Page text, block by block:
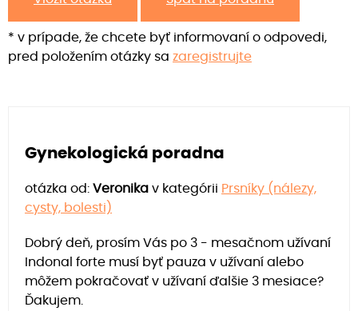
* v prípade, že chcete byť informovaní o odpovedi,
pred položením otázky sa zaregistrujte
Gynekologická poradna
otázka od: Veronika v kategórii Prsníky (nálezy,
cysty, bolesti)
Dobrý deň, prosím Vás po 3 - mesačnom užívaní
Indonal forte musí byť pauza v užívaní alebo
môžem pokračovať v užívaní ďalšie 3 mesiace?
Ďakujem.